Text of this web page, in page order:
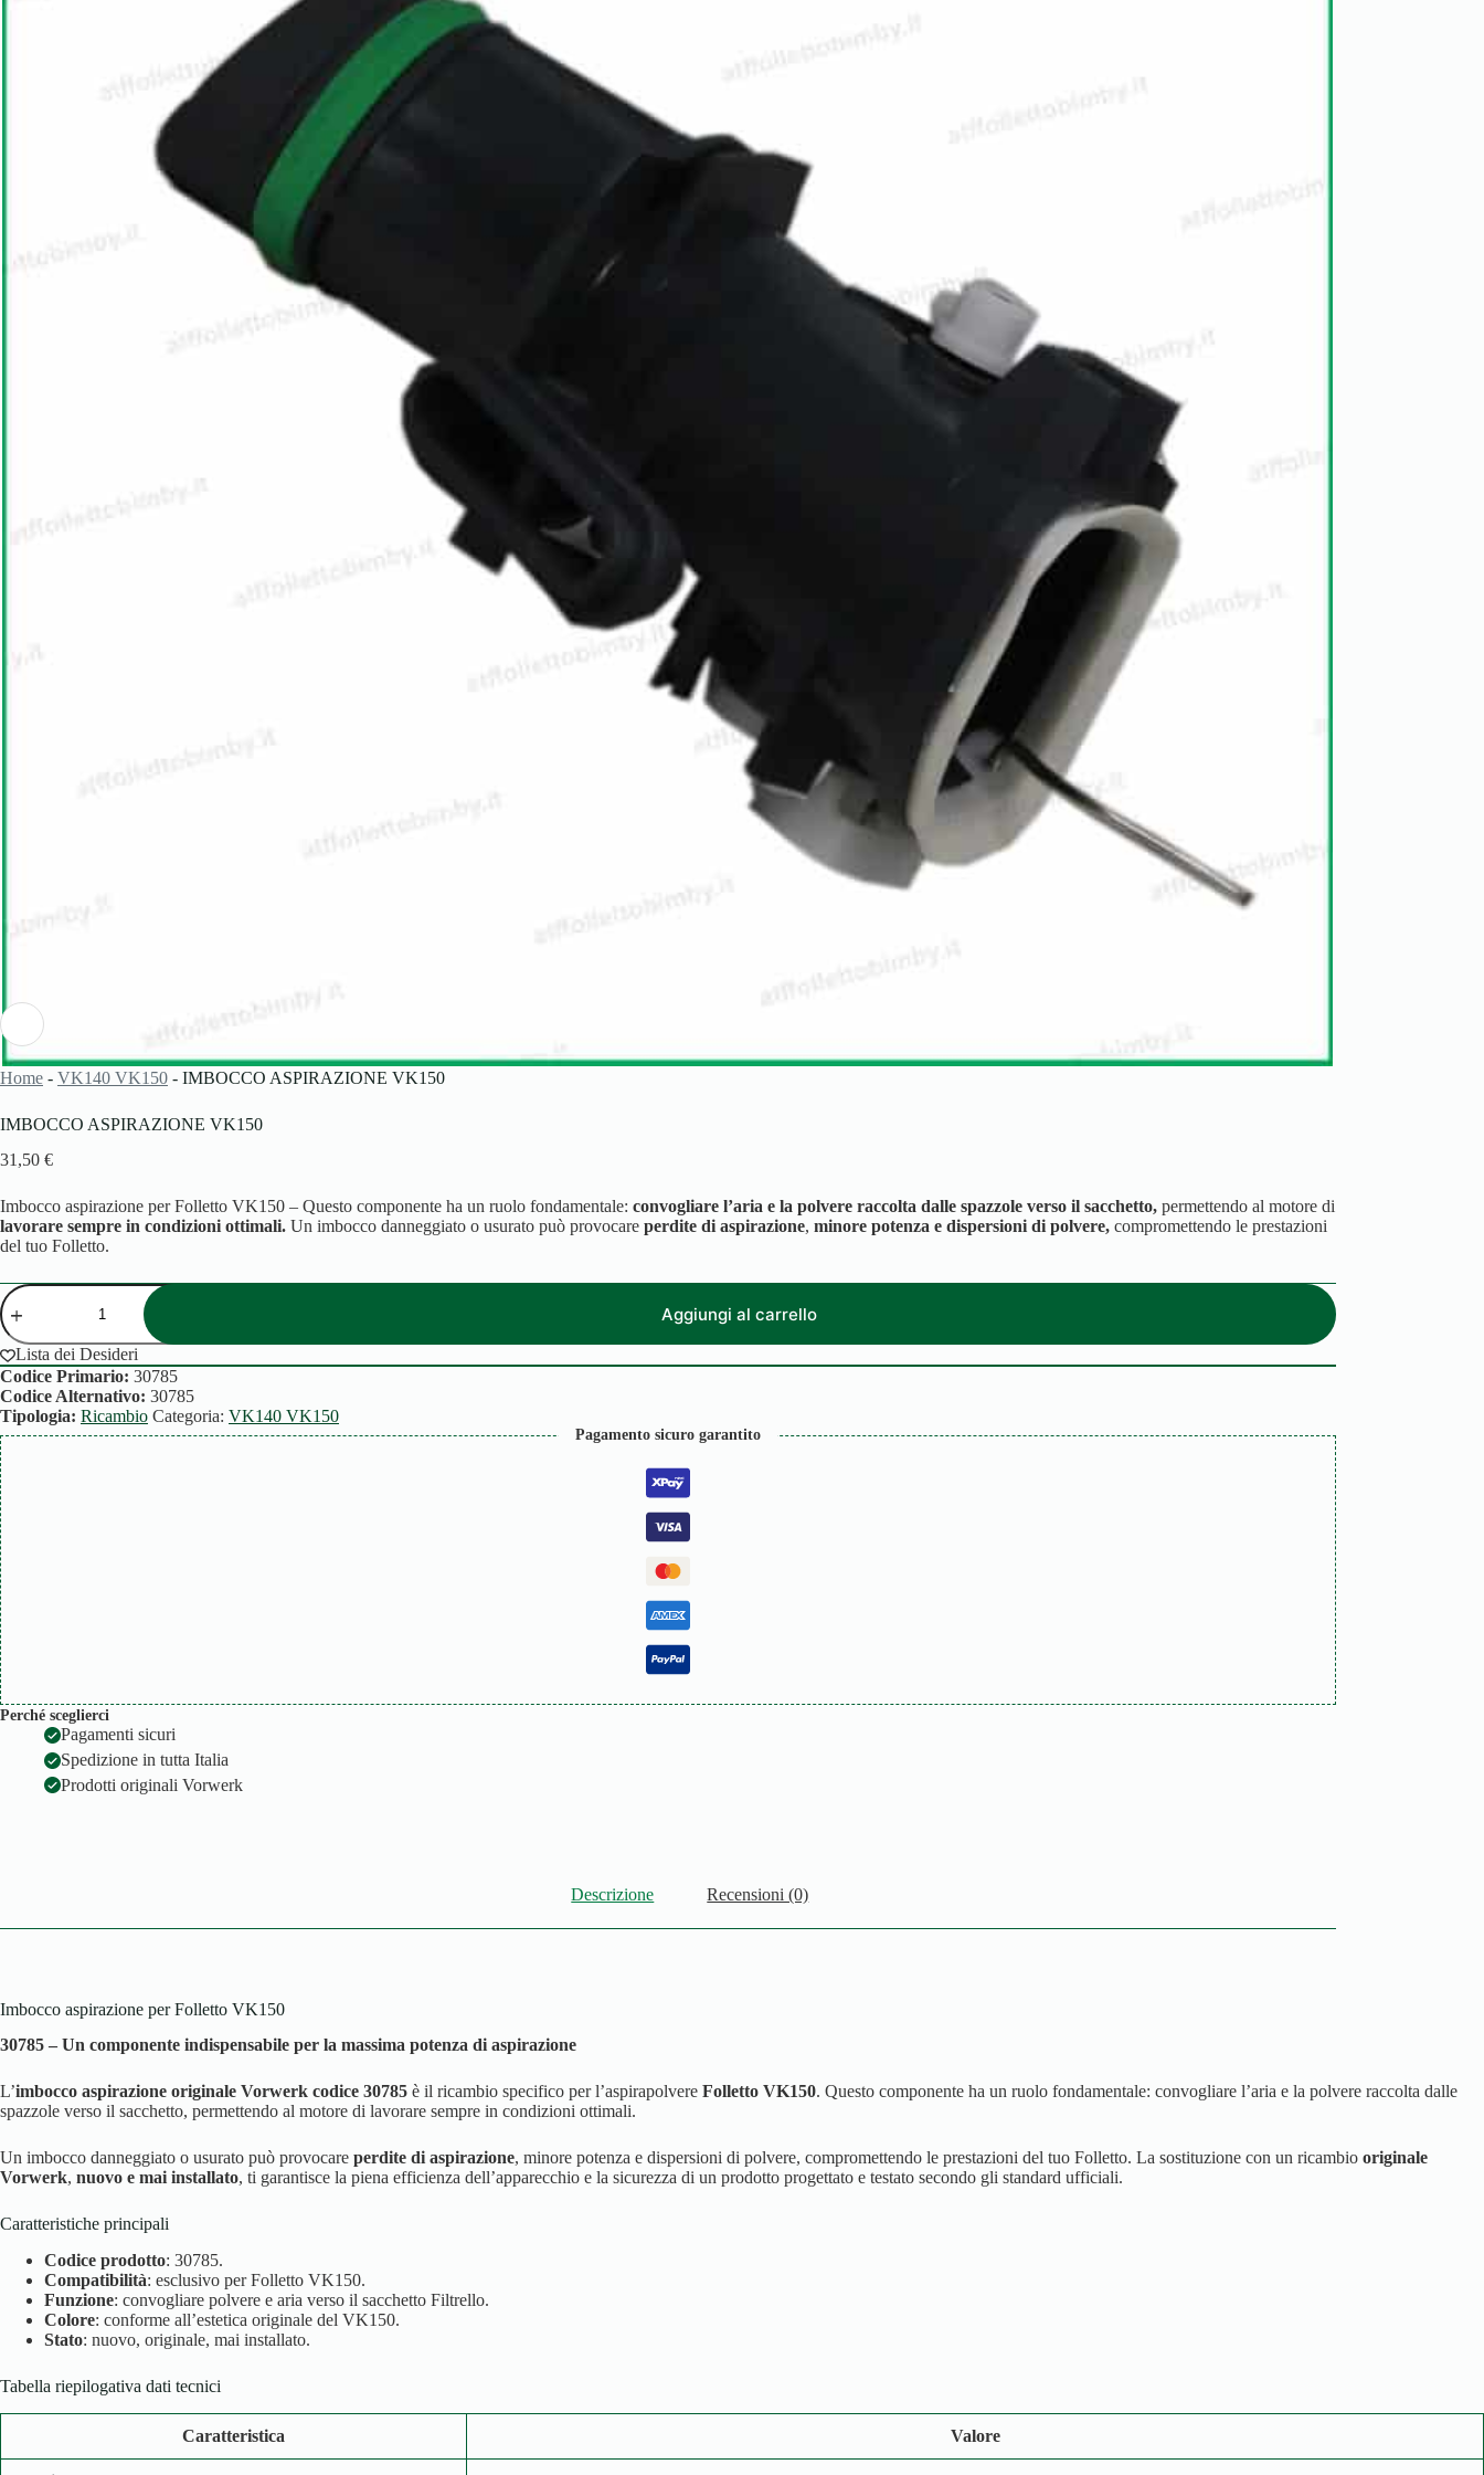
Home - VK140 VK150 - IMBOCCO ASPIRAZIONE VK150
IMBOCCO ASPIRAZIONE VK150
31,50 €
Imbocco aspirazione per Folletto VK150 – Questo componente ha un ruolo fondamentale: convogliare l’aria e la polvere raccolta dalle spazzole verso il sacchetto, permettendo al motore di
lavorare sempre in condizioni ottimali. Un imbocco danneggiato o usurato può provocare perdite di aspirazione, minore potenza e dispersioni di polvere, compromettendo le prestazioni
del tuo Folletto.
IMBOCCO
ASPIRAZIONE
VK150
quantità
Aggiungi al carrello
Lista dei Desideri
Codice Primario: 30785
Codice Alternativo: 30785
Tipologia: Ricambio Categoria: VK140 VK150
Pagamento sicuro garantito
Perché sceglierci
Pagamenti sicuri
Spedizione in tutta Italia
Prodotti originali Vorwerk
Descrizione Recensioni (0)
Imbocco aspirazione per Folletto VK150
30785 – Un componente indispensabile per la massima potenza di aspirazione
L’imbocco aspirazione originale Vorwerk codice 30785 è il ricambio specifico per l’aspirapolvere Folletto VK150. Questo componente ha un ruolo fondamentale: convogliare l’aria e la polvere raccolta dalle
spazzole verso il sacchetto, permettendo al motore di lavorare sempre in condizioni ottimali.
Un imbocco danneggiato o usurato può provocare perdite di aspirazione, minore potenza e dispersioni di polvere, compromettendo le prestazioni del tuo Folletto. La sostituzione con un ricambio originale
Vorwerk, nuovo e mai installato, ti garantisce la piena efficienza dell’apparecchio e la sicurezza di un prodotto progettato e testato secondo gli standard ufficiali.
Caratteristiche principali
Codice prodotto: 30785.
Compatibilità: esclusivo per Folletto VK150.
Funzione: convogliare polvere e aria verso il sacchetto Filtrello.
Colore: conforme all’estetica originale del VK150.
Stato: nuovo, originale, mai installato.
Tabella riepilogativa dati tecnici
Caratteristica Valore